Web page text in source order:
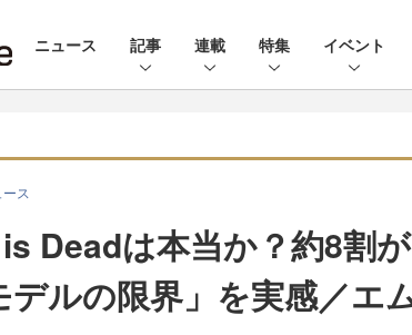
ニュース 記事 連載 特集 イベント
ス
Deadは本当か？約8割
デルの限界」を実感／エ